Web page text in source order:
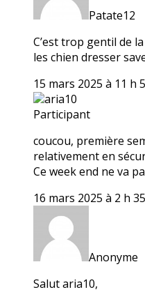
Patate12
C’est trop gentil de
les chien dresser
15 mars 2025 à 11 h
aria10
Participant
coucou, première
relativement en
Ce week end ne va
16 mars 2025 à 2 h
Anonyme
Salut aria10,